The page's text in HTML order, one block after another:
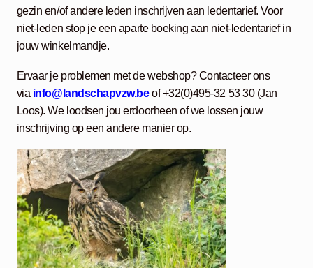
gezin en/of andere leden inschrijven aan ledentarief. Voor
niet-leden stop je een aparte boeking aan niet-ledentarief in
jouw winkelmandje.
Ervaar je problemen met de webshop? Contacteer ons
via info@landschapvzw.be of +32(0)495-32 53 30 (Jan
Loos). We loodsen jou erdoorheen of we lossen jouw
inschrijving op een andere manier op.